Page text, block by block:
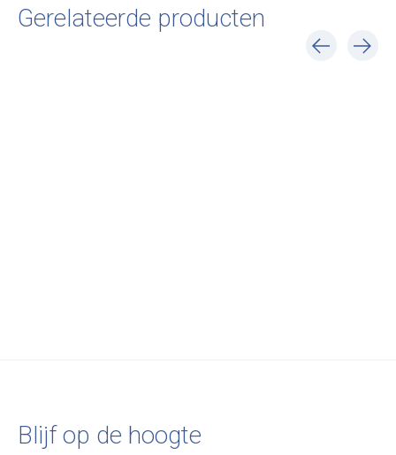
Gerelateerde producten
Blijf op de hoogte